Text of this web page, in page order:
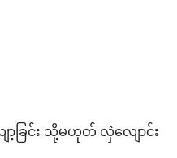
ော့ခြင်း သို့မဟုတ် လှဲလျောင်း